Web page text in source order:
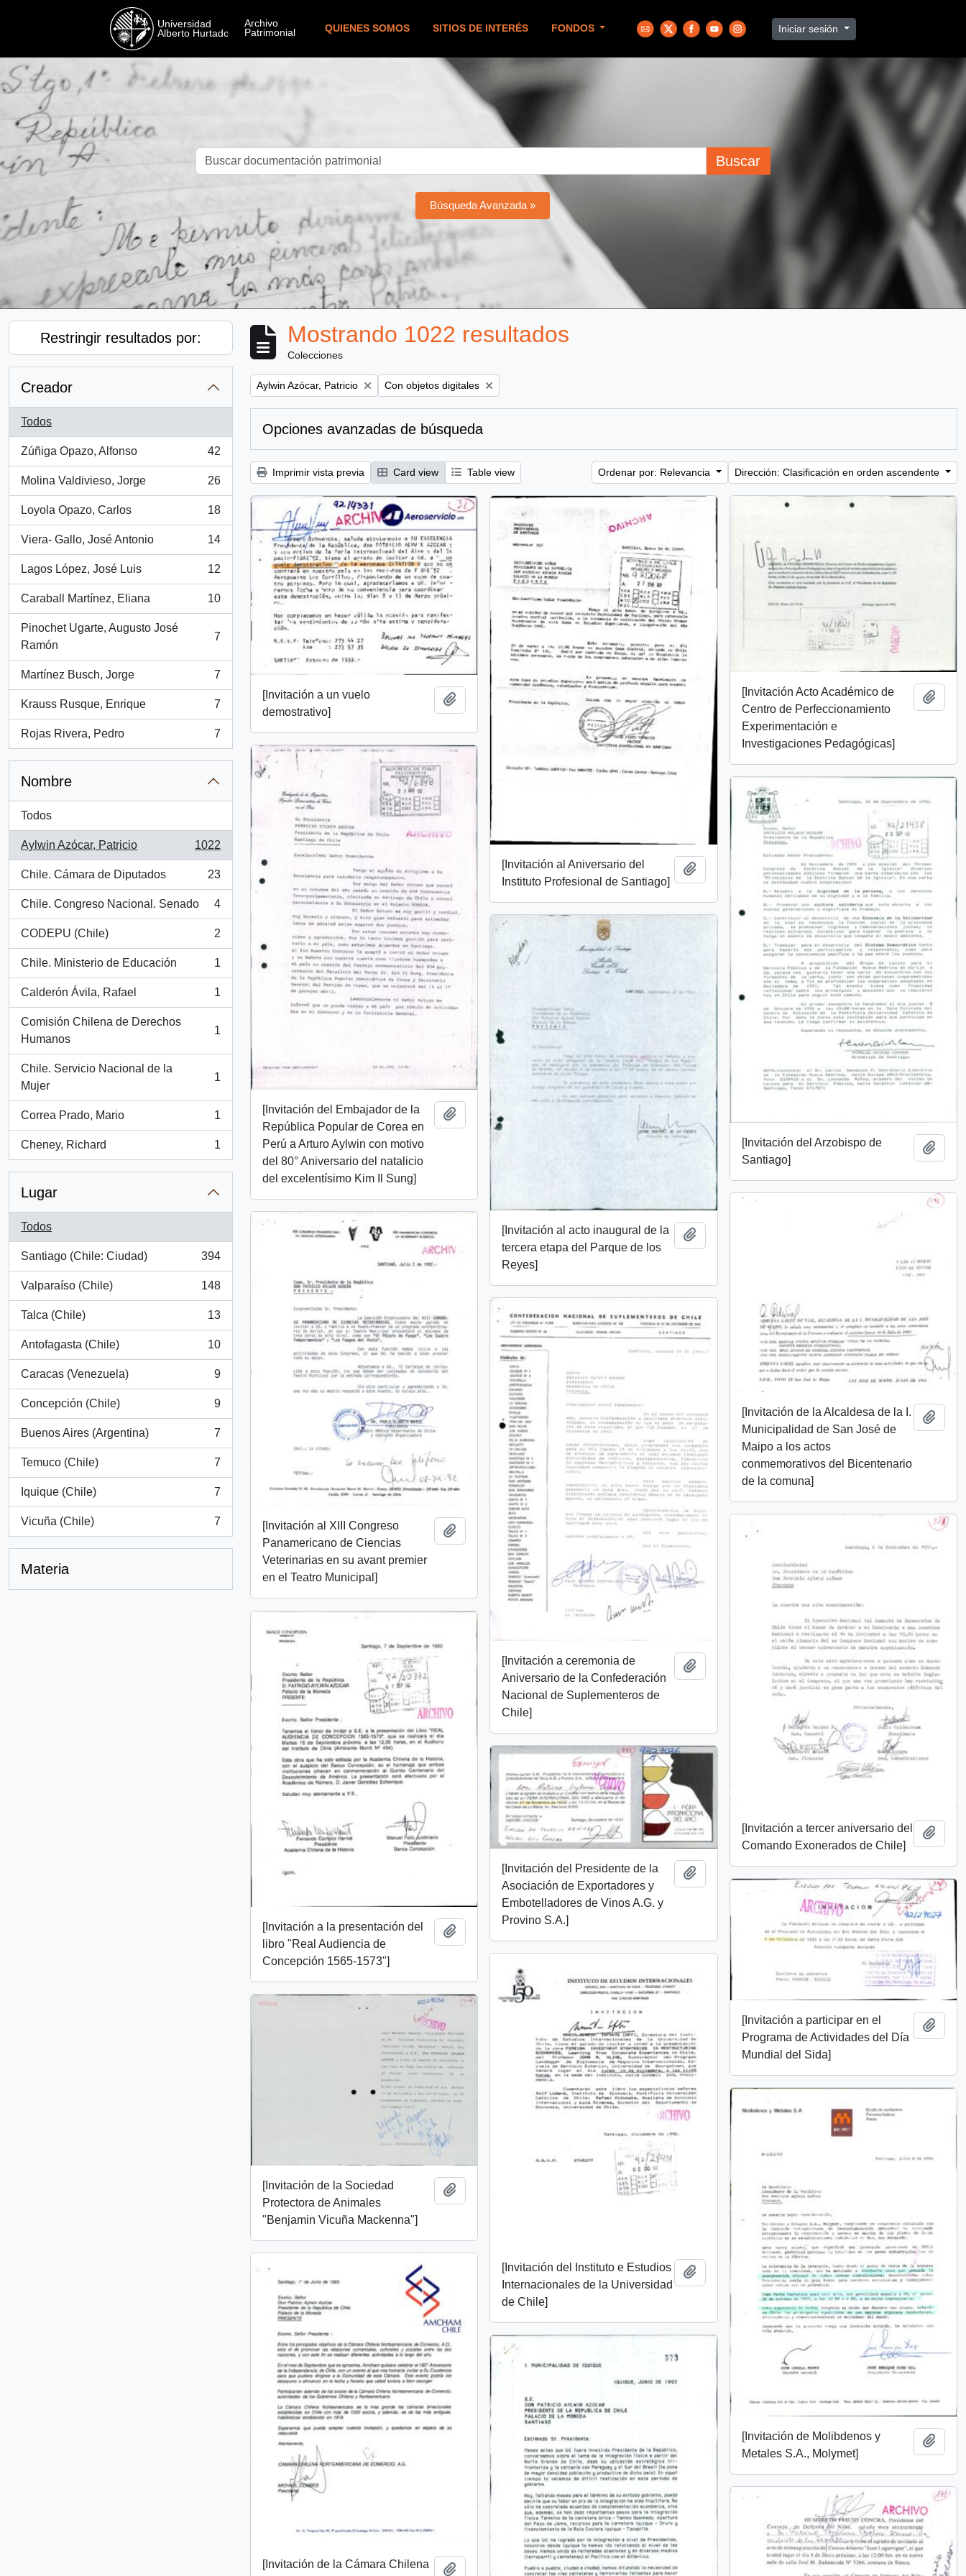
QUIENES SOMOS SITIOS DE INTERÉS FONDOS Iniciar sesión
Buscar
Búsqueda Avanzada »
Restringir resultados por:
Creador
Todos
Zúñiga Opazo, Alfonso
, 42 resultados
42
Molina Valdivieso, Jorge
, 26 resultados
26
Loyola Opazo, Carlos
, 18 resultados
18
Viera- Gallo, José Antonio
, 14 resultados
14
Lagos López, José Luis
, 12 resultados
12
Caraball Martínez, Eliana
, 10 resultados
10
Pinochet Ugarte, Augusto José
Ramón
, 7 resultados
7
Martínez Busch, Jorge
, 7 resultados
7
Krauss Rusque, Enrique
, 7 resultados
7
Rojas Rivera, Pedro
, 7 resultados
7
Nombre
Todos
Aylwin Azócar, Patricio
, 1022 resultados
1022
Chile. Cámara de Diputados
, 23 resultados
23
Chile. Congreso Nacional. Senado
, 4 resultados
4
CODEPU (Chile)
, 2 resultados
2
Chile. Ministerio de Educación
, 1 resultados
1
Calderón Ávila, Rafael
, 1 resultados
1
Comisión Chilena de Derechos
Humanos
, 1 resultados
1
Chile. Servicio Nacional de la
Mujer
, 1 resultados
1
Correa Prado, Mario
, 1 resultados
1
Cheney, Richard
, 1 resultados
1
Lugar
Todos
Santiago (Chile: Ciudad)
, 394 resultados
394
Valparaíso (Chile)
, 148 resultados
148
Talca (Chile)
, 13 resultados
13
Antofagasta (Chile)
, 10 resultados
10
Caracas (Venezuela)
, 9 resultados
9
Concepción (Chile)
, 9 resultados
9
Buenos Aires (Argentina)
, 7 resultados
7
Temuco (Chile)
, 7 resultados
7
Iquique (Chile)
, 7 resultados
7
Vicuña (Chile)
, 7 resultados
7
Materia
Mostrando 1022 resultados
Colecciones
Remove filter:
Aylwin Azócar, Patricio Remove filter:
Con objetos digitales
Opciones avanzadas de búsqueda
Imprimir vista previa Card view Table view Ordenar por: Relevancia Dirección: Clasificación en orden ascendente
[Invitación a un vuelo
demostrativo]
Añadir al portapapeles
[Invitación al Aniversario del
Instituto Profesional de Santiago]
Añadir al portapapeles
[Invitación Acto Académico de
Centro de Perfeccionamiento
Experimentación e
Investigaciones Pedagógicas]
[Invitación del Embajador de la
República Popular de Corea en
Perú a Arturo Aylwin con motivo
del 80° Aniversario del natalicio
del excelentísimo Kim Il Sung]
Añadir al portapapeles
[Invitación del Arzobispo de
Santiago]
[Invitación al acto inaugural de la
tercera etapa del Parque de los
Reyes]
Añadir al portapapeles
[Invitación de la Alcaldesa de la I.
Municipalidad de San José de
Maipo a los actos
conmemorativos del Bicentenario
de la comuna]
[Invitación al XIII Congreso
Panamericano de Ciencias
Veterinarias en su avant premier
en el Teatro Municipal]
Añadir al portapapeles
[Invitación a ceremonia de
Aniversario de la Confederación
Nacional de Suplementeros de
Chile]
Añadir al portapapeles
[Invitación a tercer aniversario del
Comando Exonerados de Chile]
[Invitación a la presentación del
libro "Real Audiencia de
Concepción 1565-1573"]
[Invitación del Presidente de la
Asociación de Exportadores y
Embotelladores de Vinos A.G. y
Provino S.A.]
Añadir al portapapeles
[Invitación a participar en el
Programa de Actividades del Día
Mundial del Sida]
[Invitación del Instituto e Estudios
Internacionales de la Universidad
de Chile]
Añadir al portapapeles
[Invitación de la Sociedad
Protectora de Animales
"Benjamin Vicuña Mackenna"]
[Invitación de Molibdenos y
Metales S.A., Molymet]
[Invitación de la Cámara Chilena
Añadir al portapapeles